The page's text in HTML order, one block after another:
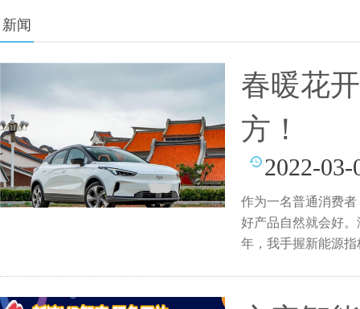
新闻
春暖花
方！
2022-03-
作为一名普通消费
好产品自然就会好
年，我手握新能源